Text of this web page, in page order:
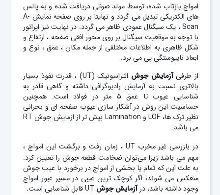
امواج بازتاب شده، توسط مولد صوتی دریافت شده و به پالس
های الکتریکی تبدیل می گردد و نهایتا بر روی صفحه نمایش A-
Scan ، یک سیگنال عمودی ظاهر می گردد. در نهایت نیز اپراتور
با توجه به موقعیت سیگنال بر روی محور افقی صفحه ، ارتفاع و
شکل ظاهری به اطلاعات مختلفی از جمله مکان ، عمق ، نوع و
ابعاد ناپیوستگی پی می برد.
از طرفیآزمایش جوش التراسونیک (UT)
، قدرت نفوذ بسیار
بالاتری نسبت به آزمایش رادیوگرافی داشته و گاهی قادر به
شناسایی عیوب تا عمق ۵ متر در فولاد است. همچنین
حساسیت این روش در آشکار سازی عیوب صفحه ای و بحرانی
نظیر ترک ها، LOF و Lamination بیش تر از ازمایش جوش
RT
می باشد.
در بازرسی غیر مخرب UT ، زمان رفت و برگشت این امواج ،
مهم می باشد زیرا می‌توان ضخامت قطعه جوش را تعیین کرد.
به علت این که تمام یا بخشی از امواج در برخورد با عیب جوش
منعکس می شوند، اگر کوچک ترین عیبی در مسیر عبور امواج
وجود داشته باشد، درآزمایش جوش UT قابل شناسایی است.